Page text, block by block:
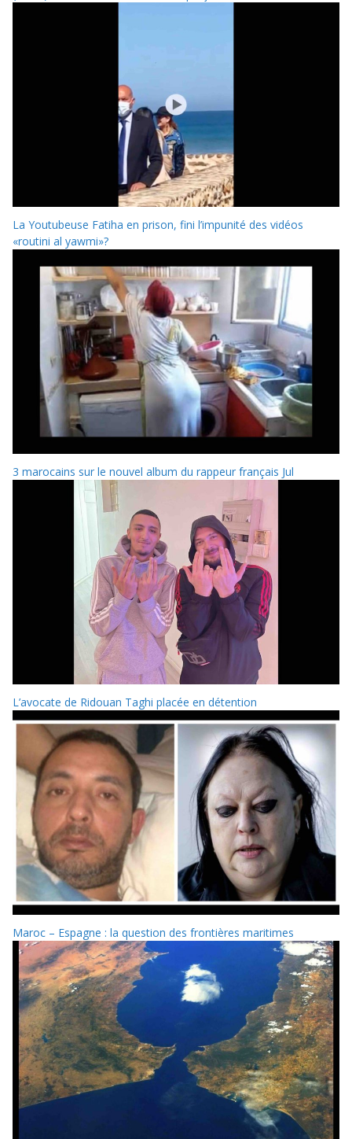
La Youtubeuse Fatiha en prison, fini l’impunité des vidéos
«routini al yawmi»?
3 marocains sur le nouvel album du rappeur français Jul
L’avocate de Ridouan Taghi placée en détention
Maroc – Espagne : la question des frontières maritimes